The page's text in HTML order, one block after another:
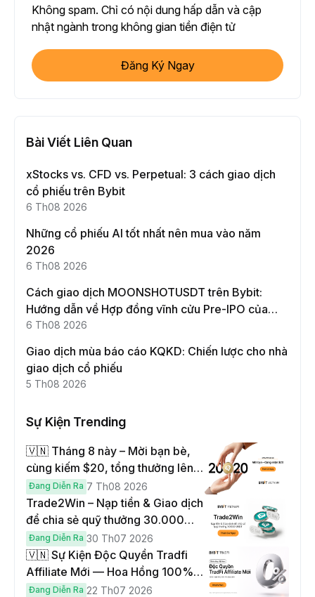
Không spam. Chỉ có nội dung hấp dẫn và cập
nhật ngành trong không gian tiền điện tử
Đăng Ký Ngay
Bài Viết Liên Quan
xStocks vs. CFD vs. Perpetual: 3 cách giao dịch
cổ phiếu trên Bybit
6 Th08 2026
Những cổ phiếu AI tốt nhất nên mua vào năm
2026
6 Th08 2026
Cách giao dịch MOONSHOTUSDT trên Bybit:
Hướng dẫn về Hợp đồng vĩnh cửu Pre-IPO của
Moonshot AI
6 Th08 2026
Giao dịch mùa báo cáo KQKD: Chiến lược cho nhà
giao dịch cổ phiếu
5 Th08 2026
Sự Kiện Trending
🇻🇳 Tháng 8 này – Mời bạn bè,
cùng kiếm $20, tổng thưởng lên
đến $1,000
Đang Diễn Ra 7 Th08 2026
Trade2Win – Nạp tiền & Giao dịch
để chia sẻ quỹ thưởng 30.000
USDT
Đang Diễn Ra 30 Th07 2026
🇻🇳 Sự Kiện Độc Quyền Tradfi
Affiliate Mới — Hoa Hồng 100% &
Hoàn Phí Qua Đêm
Đang Diễn Ra 22 Th07 2026